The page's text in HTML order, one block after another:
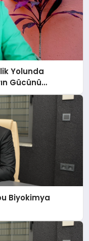
Yolunda
Gücünü
Biyokimya